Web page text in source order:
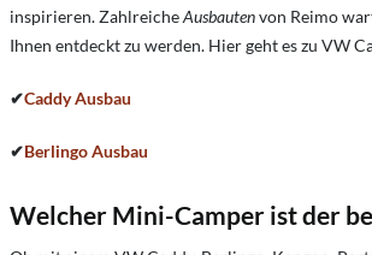
inspirieren. ZahlreicheAusbautenvon Reimo
Ihnen entdeckt zu werden. Hier geht es zu VW
✔Caddy Ausbau
✔Berlingo Ausbau
Welcher Mini-Camper ist der